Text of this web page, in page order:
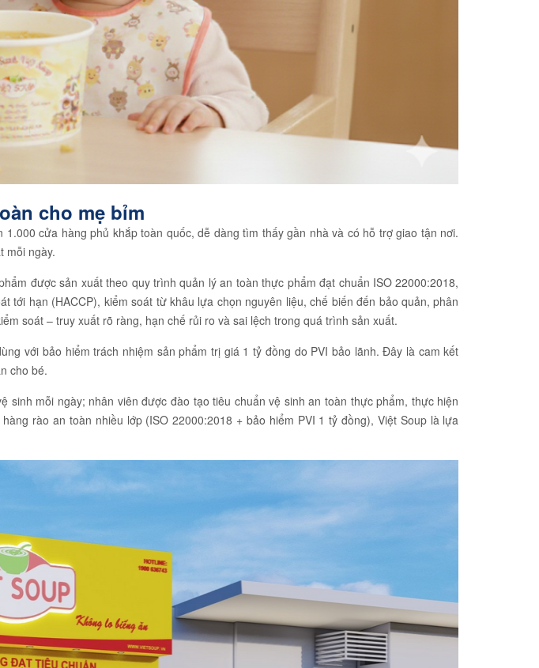
cho mẹ bỉm
cửa hàng phủ khắp toàn quốc, dễ dàng tìm thấy gần nhà và có hỗ trợ giao tận nơi.
mỗi ngày.
được sản xuất theo quy trình quản lý an toàn thực phẩm đạt chuẩn ISO 22000:2018,
hạn (HACCP), kiểm soát từ khâu lựa chọn nguyên liệu, chế biến đến bảo quản, phân
soát – truy xuất rõ ràng, hạn chế rủi ro và sai lệch trong quá trình sản xuất.
với bảo hiểm trách nhiệm sản phẩm trị giá 1 tỷ đồng do PVI bảo lãnh. Đây là cam kết
cho bé.
mỗi ngày; nhân viên được đào tạo tiêu chuẩn vệ sinh an toàn thực phẩm, thực hiện
rào an toàn nhiều lớp (ISO 22000:2018 + bảo hiểm PVI 1 tỷ đồng), Việt Soup là lựa